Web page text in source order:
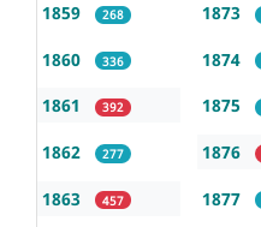
1859 268
1860 336
1861 392
1862 277
1863 457
1873
1874
1875
1876
1877